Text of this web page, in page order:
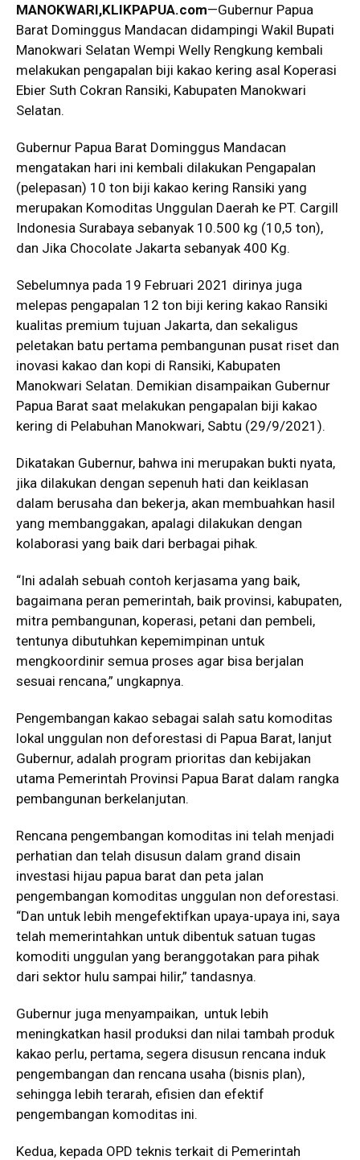
MANOKWARI,KLIKPAPUA.com—Gubernur Papua
Barat Dominggus Mandacan didampingi Wakil Bupati
Manokwari Selatan Wempi Welly Rengkung kembali
melakukan pengapalan biji kakao kering asal Koperasi
Ebier Suth Cokran Ransiki, Kabupaten Manokwari
Selatan.
Gubernur Papua Barat Dominggus Mandacan
mengatakan hari ini kembali dilakukan Pengapalan
(pelepasan) 10 ton biji kakao kering Ransiki yang
merupakan Komoditas Unggulan Daerah ke PT. Cargill
Indonesia Surabaya sebanyak 10.500 kg (10,5 ton),
dan Jika Chocolate Jakarta sebanyak 400 Kg.
Sebelumnya pada 19 Februari 2021 dirinya juga
melepas pengapalan 12 ton biji kering kakao Ransiki
kualitas premium tujuan Jakarta, dan sekaligus
peletakan batu pertama pembangunan pusat riset dan
inovasi kakao dan kopi di Ransiki, Kabupaten
Manokwari Selatan. Demikian disampaikan Gubernur
Papua Barat saat melakukan pengapalan biji kakao
kering di Pelabuhan Manokwari, Sabtu (29/9/2021).
Dikatakan Gubernur, bahwa ini merupakan bukti nyata,
jika dilakukan dengan sepenuh hati dan keiklasan
dalam berusaha dan bekerja, akan membuahkan hasil
yang membanggakan, apalagi dilakukan dengan
kolaborasi yang baik dari berbagai pihak.
“Ini adalah sebuah contoh kerjasama yang baik,
bagaimana peran pemerintah, baik provinsi, kabupaten,
mitra pembangunan, koperasi, petani dan pembeli,
tentunya dibutuhkan kepemimpinan untuk
mengkoordinir semua proses agar bisa berjalan
sesuai rencana,” ungkapnya.
Pengembangan kakao sebagai salah satu komoditas
lokal unggulan non deforestasi di Papua Barat, lanjut
Gubernur, adalah program prioritas dan kebijakan
utama Pemerintah Provinsi Papua Barat dalam rangka
pembangunan berkelanjutan.
Rencana pengembangan komoditas ini telah menjadi
perhatian dan telah disusun dalam grand disain
investasi hijau papua barat dan peta jalan
pengembangan komoditas unggulan non deforestasi.
“Dan untuk lebih mengefektifkan upaya-upaya ini, saya
telah memerintahkan untuk dibentuk satuan tugas
komoditi unggulan yang beranggotakan para pihak
dari sektor hulu sampai hilir,” tandasnya.
Gubernur juga menyampaikan, untuk lebih
meningkatkan hasil produksi dan nilai tambah produk
kakao perlu, pertama, segera disusun rencana induk
pengembangan dan rencana usaha (bisnis plan),
sehingga lebih terarah, efisien dan efektif
pengembangan komoditas ini.
Kedua, kepada OPD teknis terkait di Pemerintah